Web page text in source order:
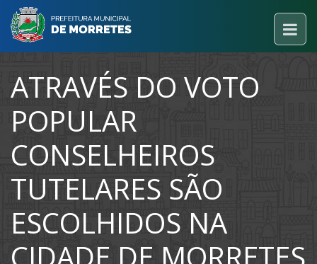
ATRAVÉS DO VOTO
POPULAR
CONSELHEIROS
TUTELARES SÃO
ESCOLHIDOS NA